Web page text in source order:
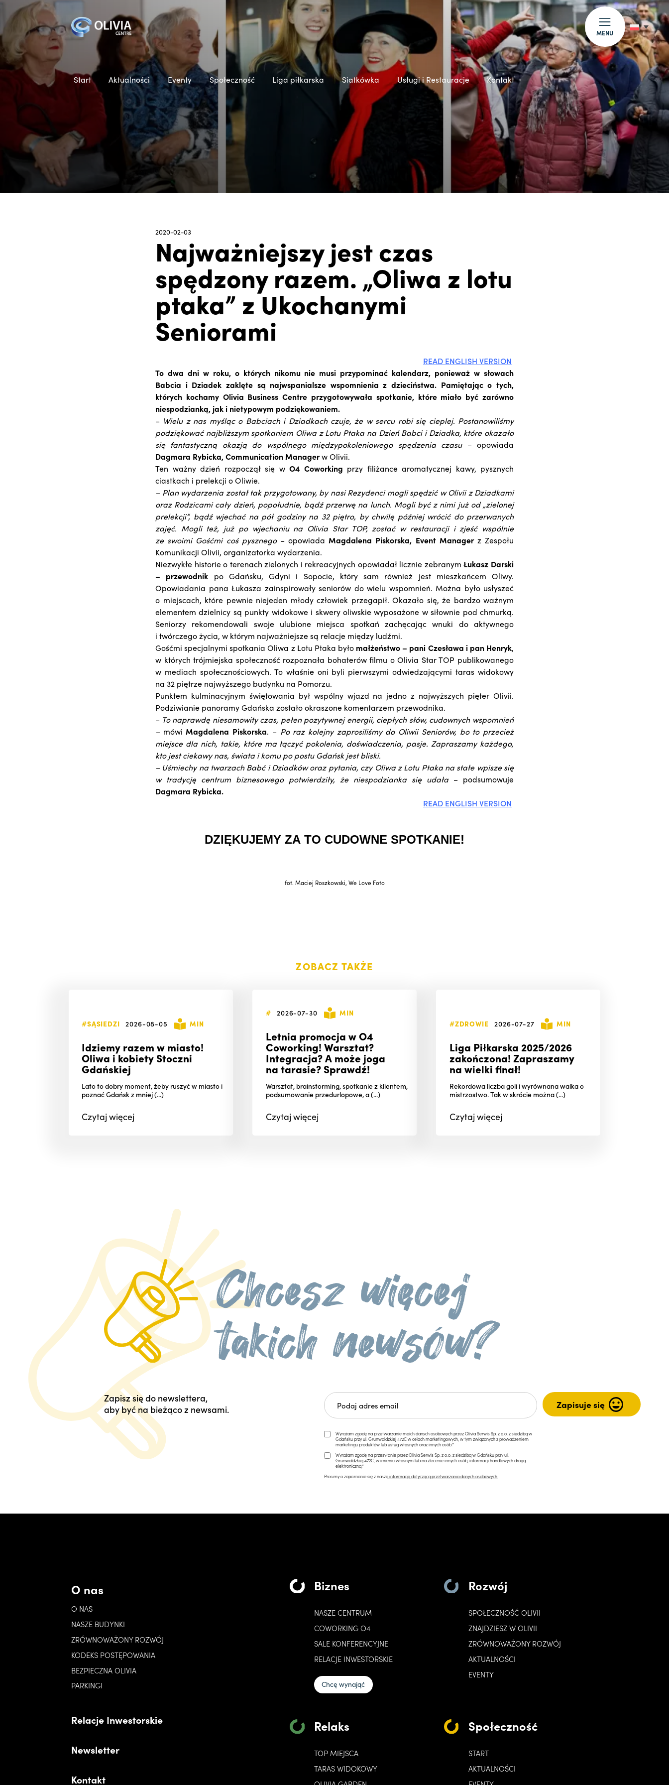
MENU
Start Aktualności Eventy Społeczność Liga piłkarska Siatkówka Usługi i Restauracje Kontakt
2020-02-03
Najważniejszy jest czas
spędzony razem. „Oliwa z lotu
ptaka” z Ukochanymi
Seniorami
READ ENGLISH VERSION
To dwa dni w roku, o których nikomu nie musi przypominać kalendarz, ponieważ w słowach
Babcia i Dziadek zaklęte są najwspanialsze wspomnienia z dzieciństwa. Pamiętając o tych,
których kochamy Olivia Business Centre przygotowywała spotkanie, które miało być zarówno
niespodzianką, jak i nietypowym podziękowaniem.
– Wielu z nas myśląc o Babciach i Dziadkach czuje, że w sercu robi się cieplej. Postanowiliśmy
podziękować najbliższym spotkaniem Oliwa z Lotu Ptaka na Dzień Babci i Dziadka, które okazało
się fantastyczną okazją do wspólnego międzypokoleniowego spędzenia czasu– opowiada
Dagmara Rybicka, Communication Managerw Olivii.
Ten ważny dzień rozpoczął się w O4 Coworking przy filiżance aromatycznej kawy, pysznych
ciastkach i prelekcji o Oliwie.
– Plan wydarzenia został tak przygotowany, by nasi Rezydenci mogli spędzić w Olivii z Dziadkami
oraz Rodzicami cały dzień, popołudnie, bądź przerwę na lunch. Mogli być z nimi już od „zielonej
prelekcji”, bądź wjechać na pół godziny na 32 piętro, by chwilę później wrócić do przerwanych
zajęć. Mogli też, już po wjechaniu na Olivia Star TOP, zostać w restauracji i zjeść wspólnie
ze swoimi Gośćmi coś pysznego – opowiada Magdalena Piskorska, Event Managerz Zespołu
Komunikacji Olivii, organizatorka wydarzenia.
Niezwykłe historie o terenach zielonych i rekreacyjnych opowiadał licznie zebranymŁukasz Darski
– przewodnik po Gdańsku, Gdyni i Sopocie, który sam również jest mieszkańcem Oliwy.
Opowiadania pana Łukasza zainspirowały seniorów do wielu wspomnień. Można było usłyszeć
o miejscach, które pewnie niejeden młody człowiek przegapił. Okazało się, że bardzo ważnym
elementem dzielnicy są punkty widokowe i skwery oliwskie wyposażone w siłownie pod chmurką.
Seniorzy rekomendowali swoje ulubione miejsca spotkań zachęcając wnuki do aktywnego
i twórczego życia, w którym najważniejsze są relacje między ludźmi.
Gośćmi specjalnymi spotkania Oliwa z Lotu Ptaka było małżeństwo – pani Czesława i pan Henryk,
w których trójmiejska społeczność rozpoznała bohaterów filmu o Olivia Star TOP publikowanego
w mediach społecznościowych. To właśnie oni byli pierwszymi odwiedzającymi taras widokowy
na 32 piętrze najwyższego budynku na Pomorzu.
Punktem kulminacyjnym świętowania był wspólny wjazd na jedno z najwyższych pięter Olivii.
Podziwianie panoramy Gdańska zostało okraszone komentarzem przewodnika.
– To naprawdę niesamowity czas, pełen pozytywnej energii, ciepłych słów, cudownych wspomnień
– mówi Magdalena Piskorska. – Po raz kolejny zaprosiliśmy do Oliwii Seniorów, bo to przecież
miejsce dla nich, takie, które ma łączyć pokolenia, doświadczenia, pasje. Zapraszamy każdego,
kto jest ciekawy nas, świata i komu po postu Gdańsk jest bliski.
– Uśmiechy na twarzach Babć i Dziadków oraz pytania, czy Oliwa z Lotu Ptaka na stałe wpisze się
w tradycję centrum biznesowego potwierdziły, że niespodzianka się udała – podsumowuje
Dagmara Rybicka.
READ ENGLISH VERSION
DZIĘKUJEMY ZA TO CUDOWNE SPOTKANIE!
fot. Maciej Roszkowski, We Love Foto
ZOBACZ TAKŻE
#SĄSIEDZI 2026-08-05 MIN
Idziemy razem w miasto!
Oliwa i kobiety Stoczni
Gdańskiej
Lato to dobry moment, żeby ruszyć w miasto i
poznać Gdańsk z mniej (...)
Czytajwięcej
# 2026-07-30 MIN
Letnia promocja w O4
Coworking! Warsztat?
Integracja? A może joga
na tarasie? Sprawdź!
Warsztat, brainstorming, spotkanie z klientem,
podsumowanie przedurlopowe, a (...)
Czytajwięcej
#ZDROWIE 2026-07-27 MIN
Liga Piłkarska 2025/2026
zakończona! Zapraszamy
na wielki finał!
Rekordowa liczba goli i wyrównana walka o
mistrzostwo. Tak w skrócie można (...)
Czytajwięcej
Zapisz się do newslettera,
aby być na bieżąco z newsami.
Wyrażam zgodę na przetwarzanie moich danych osobowych przez Olivia Serwis Sp. z o.o. z siedzibą w
Gdańsku przy ul. Grunwaldzkiej 472C w celach marketingowych, w tym związanych z prowadzeniem
marketingu produktów lub usług własnych oraz innych osób.*
Wyrażam zgodę na przesyłanie przez Olivia Serwis Sp. z o.o. z siedzibą w Gdańsku przy ul.
Grunwaldzkiej 472C, w imieniu własnym lub na zlecenie innych osób, informacji handlowych drogą
elektroniczną.*
Prosimy o zapoznanie się z nasząinformacją dotyczącą przetwarzania danych osobowych.
O nas
O NAS
NASZE BUDYNKI
ZRÓWNOWAŻONY ROZWÓJ
KODEKS POSTĘPOWANIA
BEZPIECZNA OLIVIA
PARKINGI
Relacje Inwestorskie
Newsletter
Kontakt
Biznes
NASZE CENTRUM
COWORKING O4
SALE KONFERENCYJNE
RELACJE INWESTORSKIE
Chcę wynająć
Rozwój
SPOŁECZNOŚĆ OLIVII
ZNAJDZIESZ W OLIVII
ZRÓWNOWAŻONY ROZWÓJ
AKTUALNOŚCI
EVENTY
Relaks
TOP MIEJSCA
TARAS WIDOKOWY
Społeczność
START
AKTUALNOŚCI